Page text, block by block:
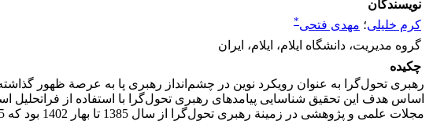
نویسندگان
کرم خلیلی؛ مهدی فتحی*
گروه مدیریت، دانشگاه ایلام، ایلام، ایران
چکیده
رهبری تحول‌گرا به عنوان رویکرد نوین در چشم‌انداز رهبری پا به عرصة ظهور
اساس هدف این تحقیق شناسایی پیامدهای رهبری تحول‌گرا با استفاده از